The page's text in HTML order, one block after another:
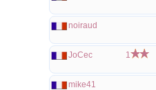
noiraud
JoCec 1
mike41